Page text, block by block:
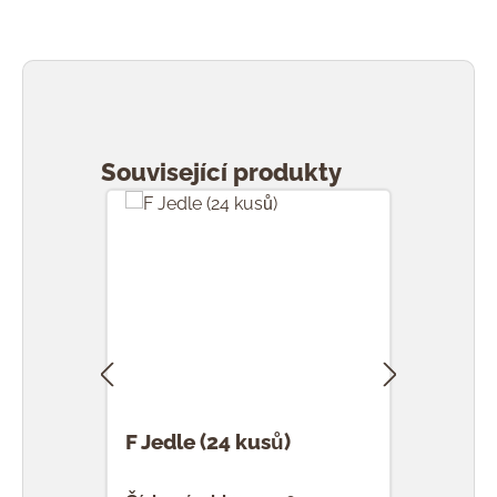
Související produkty
F Jedle (24 kusů)